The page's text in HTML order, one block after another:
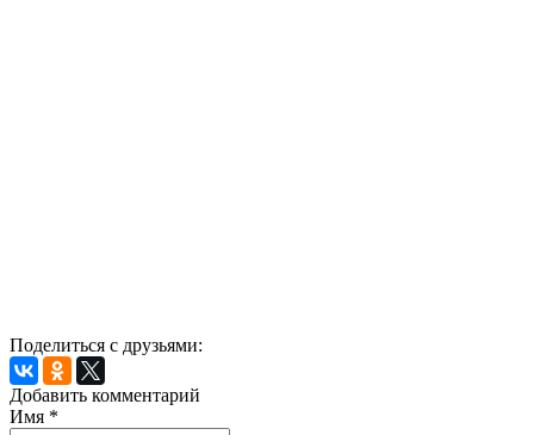
Поделиться с друзьями:
Добавить комментарий
Имя *